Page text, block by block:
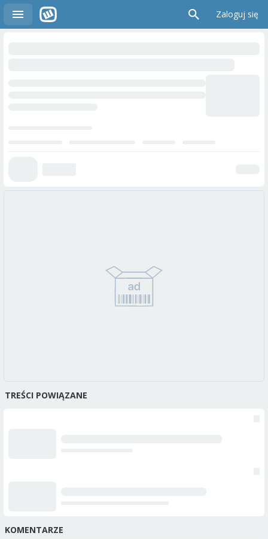
Zaloguj się
TREŚCI POWIĄZANE
KOMENTARZE